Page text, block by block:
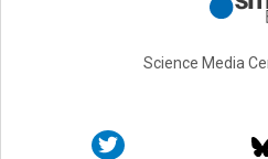
Science Media